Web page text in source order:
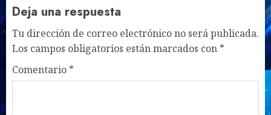
Deja una respuesta
Tu dirección de correo electrónico no será publicada.
Los campos obligatorios están marcados con *
Comentario *